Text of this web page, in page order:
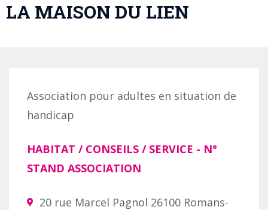
LA MAISON DU LIEN
Association pour adultes en situation de
handicap
HABITAT / CONSEILS / SERVICE - N°
STAND ASSOCIATION
20 rue Marcel Pagnol 26100 Romans-